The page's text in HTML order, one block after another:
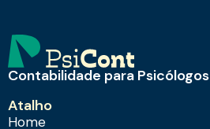
Contabilidade para Psicólogos
Atalho
Home